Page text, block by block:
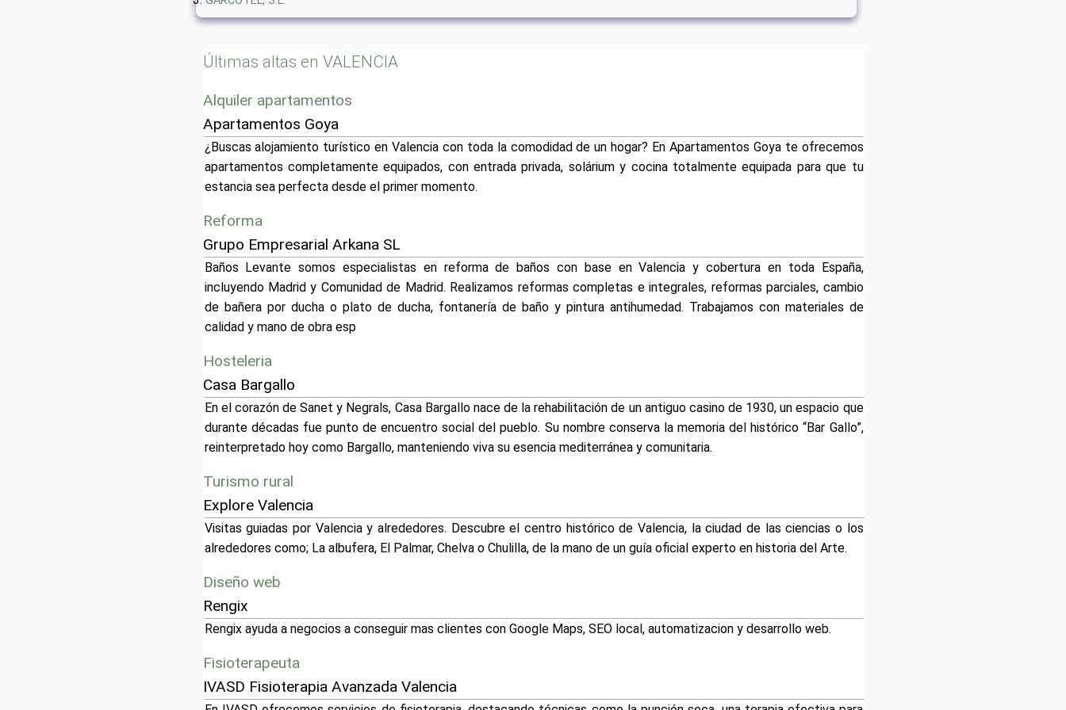
Últimas altas en VALENCIA
Alquiler apartamentos
Apartamentos Goya
¿Buscas alojamiento turístico en Valencia con toda la comodidad de un hogar? En Apartamentos Goya te ofrecemos
apartamentos completamente equipados, con entrada privada, solárium y cocina totalmente equipada para que tu
estancia sea perfecta desde el primer momento.
Reforma
Grupo Empresarial Arkana SL
Baños Levante somos especialistas en reforma de baños con base en Valencia y cobertura en toda España,
incluyendo Madrid y Comunidad de Madrid. Realizamos reformas completas e integrales, reformas parciales, cambio
de bañera por ducha o plato de ducha, fontanería de baño y pintura antihumedad. Trabajamos con materiales de
calidad y mano de obra esp
Hosteleria
Casa Bargallo
En el corazón de Sanet y Negrals, Casa Bargallo nace de la rehabilitación de un antiguo casino de 1930, un espacio que
durante décadas fue punto de encuentro social del pueblo. Su nombre conserva la memoria del histórico “Bar Gallo”,
reinterpretado hoy como Bargallo, manteniendo viva su esencia mediterránea y comunitaria.
Turismo rural
Explore Valencia
Visitas guiadas por Valencia y alrededores. Descubre el centro histórico de Valencia, la ciudad de las ciencias o los
alrededores como; La albufera, El Palmar, Chelva o Chulilla, de la mano de un guía oficial experto en historia del Arte.
Diseño web
Rengix
Rengix ayuda a negocios a conseguir mas clientes con Google Maps, SEO local, automatizacion y desarrollo web.
Fisioterapeuta
IVASD Fisioterapia Avanzada Valencia